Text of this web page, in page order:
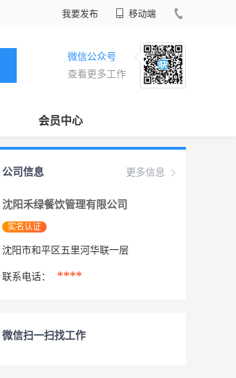
我要发布 移动端
微信公众号
查看更多工作
会员中心
更多信息
公司信息
沈阳禾绿餐饮管理有限公司
实名认证
沈阳市和平区五里河华联一层
联系电话： ****
微信扫一扫找工作